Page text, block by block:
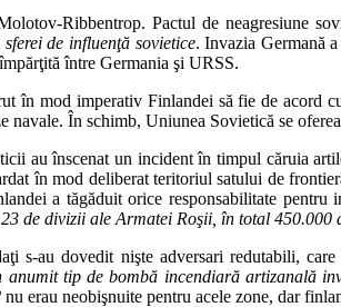
Ribbentrop. Pactul de neagresiune
sferei de influenţă sovietice. Invazia Germană
între Germania şi URSS.
în mod imperativ Finlandei să fie de acord
În schimb, Uniunea Sovietică se
au înscenat un incident în timpul căruia
în mod deliberat teritoriul satului de
a tăgăduit orice responsabilitate
23 de divizii ale Armatei Roşii, în total 450.000
s-au dovedit nişte adversari redutabili,
tip de bombă incendiară artizanală
nu erau neobişnuite pentru acele zone, dar